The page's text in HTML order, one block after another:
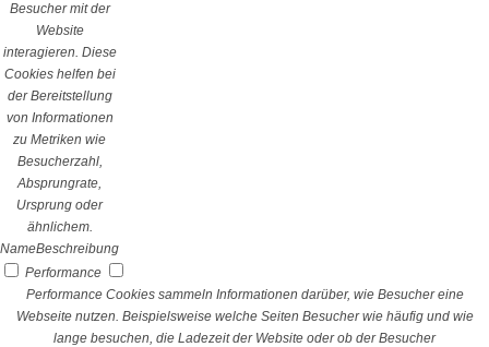
Besucher mit der
Website
interagieren. Diese
Cookies helfen bei
der Bereitstellung
von Informationen
zu Metriken wie
Besucherzahl,
Absprungrate,
Ursprung oder
ähnlichem.
NameBeschreibung
Performance
Performance Cookies sammeln Informationen darüber, wie Besucher eine
Webseite nutzen. Beispielsweise welche Seiten Besucher wie häufig und wie
lange besuchen, die Ladezeit der Website oder ob der Besucher